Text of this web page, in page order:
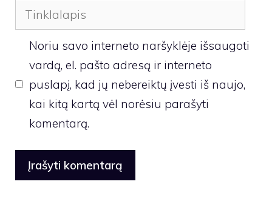
Tinklalapis
Noriu savo interneto naršyklėje išsaugoti
vardą, el. pašto adresą ir interneto
puslapį, kad jų nebereiktų įvesti iš naujo,
kai kitą kartą vėl norėsiu parašyti
komentarą.